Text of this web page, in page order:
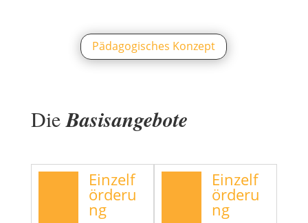
Pädagogisches Konzept
DieBasisangebote
Einzelf
örderu
ng
Einzelf
örderu
ng